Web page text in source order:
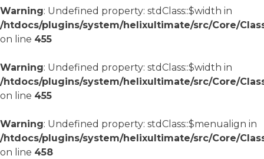
Warning: Undefined property: stdClass::$width in
/htdocs/plugins/system/helixultimate/src/Core/
on line 455
Warning: Undefined property: stdClass::$width in
/htdocs/plugins/system/helixultimate/src/Core/
on line 455
Warning: Undefined property: stdClass::$menualign in
/htdocs/plugins/system/helixultimate/src/Core/
on line 458